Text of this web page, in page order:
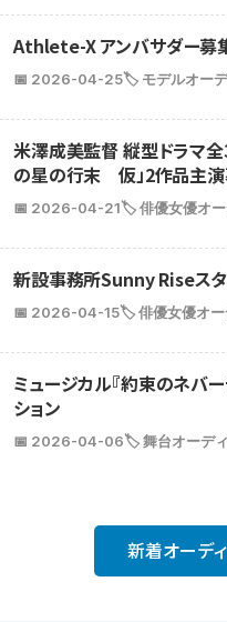
Athlete-X アンバサダー募
📅 2026-04-25🏷️ モデルオー
米澤成美監督 縦型ドラマ全
の星の行末 仮」2作品主
📅 2026-04-21🏷️ 俳優女優オ
新設事務所Sunny Riseスタ
📅 2026-04-15🏷️ 俳優女優オー
ミュージカル『約束のネバ
ション
📅 2026-04-06🏷️ 舞台オーデ
新着オーデ